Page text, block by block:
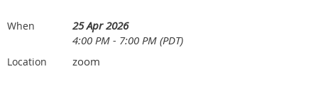
When
25 Apr 2026
4:00 PM - 7:00 PM (PDT)
Location zoom